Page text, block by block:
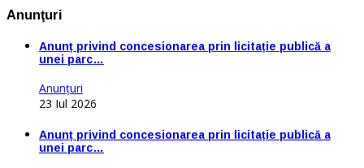
Anunţuri
Anunț privind concesionarea prin licitație publică a
unei parc…
Anunţuri
23 Iul 2026
Anunț privind concesionarea prin licitație publică a
unei parc…